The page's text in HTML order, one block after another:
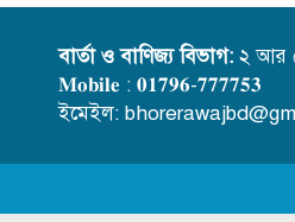
বার্তা ও বাণিজ্য বিভাগ: ২ আর
𝐌𝐨𝐛𝐢𝐥𝐞 : 𝟎𝟏𝟕𝟗𝟔-𝟕𝟕𝟕𝟕𝟓𝟑
ইমেইল: